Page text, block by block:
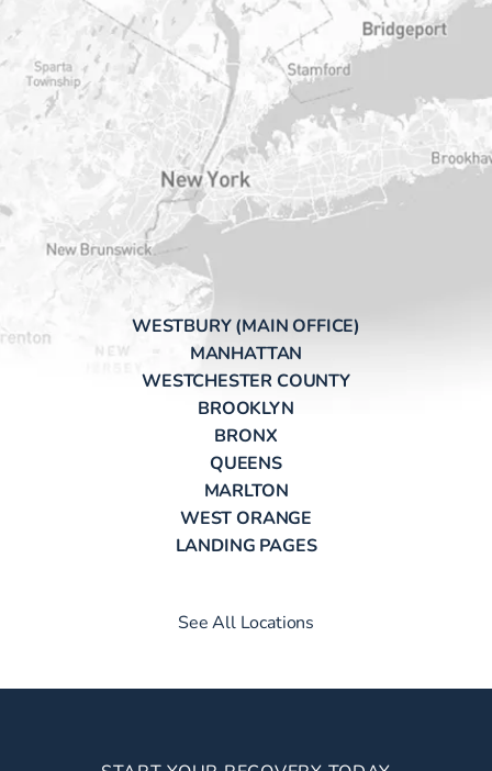
WESTBURY (MAIN OFFICE)
MANHATTAN
WESTCHESTER COUNTY
BROOKLYN
BRONX
QUEENS
MARLTON
WEST ORANGE
LANDING PAGES
See All Locations